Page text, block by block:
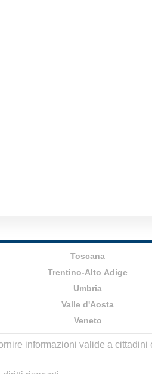
Toscana
Trentino-Alto Adige
Umbria
Valle d'Aosta
Veneto
informazioni valide a cittadini